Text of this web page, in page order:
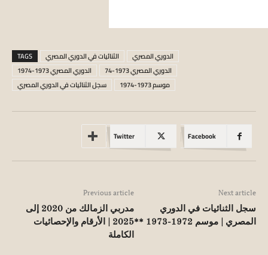
TAGS الثنائيات في الدوري المصري
الدوري المصري
الدوري المصري 1973-1974
الدوري المصري 1973-74
سجل الثنائيات في الدوري المصري
موسم 1973-1974
Facebook
Twitter
Previous article
مدربي الزمالك من 2020 إلى
2025 | الأرقام والإحصائيات
الكاملة
Next article
سجل الثنائيات في الدوري
المصري | موسم 1972-1973 **